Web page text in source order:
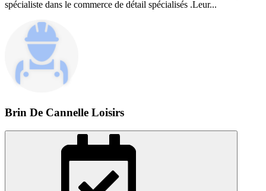
spécialiste dans le commerce de détail spécialisés .Leur...
Brin De Cannelle Loisirs